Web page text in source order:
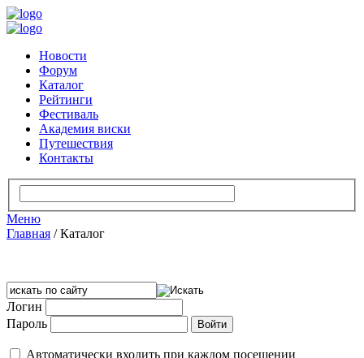
Новости
Форум
Каталог
Рейтинги
Фестиваль
Академия виски
Путешествия
Контакты
Меню
Главная /Каталог
Логин
Пароль
Автоматически входить при каждом посещении